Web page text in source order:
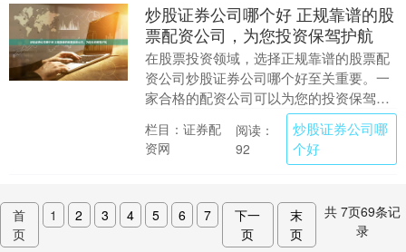
炒股证券公司哪个好 正规靠谱的股
票配资公司，为您投资保驾护航
在股票投资领域，选择正规靠谱的股票配
资公司炒股证券公司哪个好至关重要。一
家合格的配资公司可以为您的投资保驾护
航炒股证券公司哪个好，助您实现财富增
值。 * **放....
栏目：证券配
资网
阅读：
92
炒股证券公司哪
个好
首
页
1 2 3 4 5 6 7
下一
页
末
页
共7页69条记
录